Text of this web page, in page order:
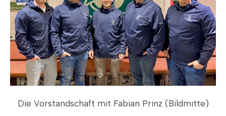
Die Vorstandschaft mit Fabian Prinz (Bildmitte)